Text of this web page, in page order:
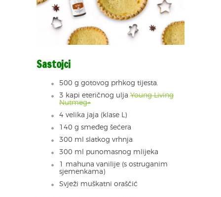
Sastojci
500 g gotovog prhkog tijesta.
3 kapi eteričnog ulja Young Living
Nutmeg+
4 velika jaja (klase L)
140 g smeđeg šećera
300 ml slatkog vrhnja
300 ml punomasnog mlijeka
1 mahuna vanilije (s ostruganim
sjemenkama)
Svježi muškatni oraščić